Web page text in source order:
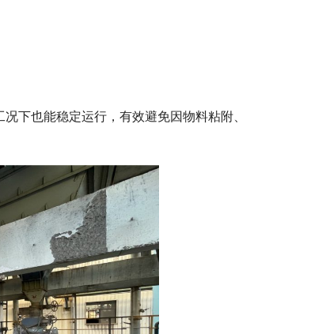
也能稳定运行，有效避免因物料粘附、